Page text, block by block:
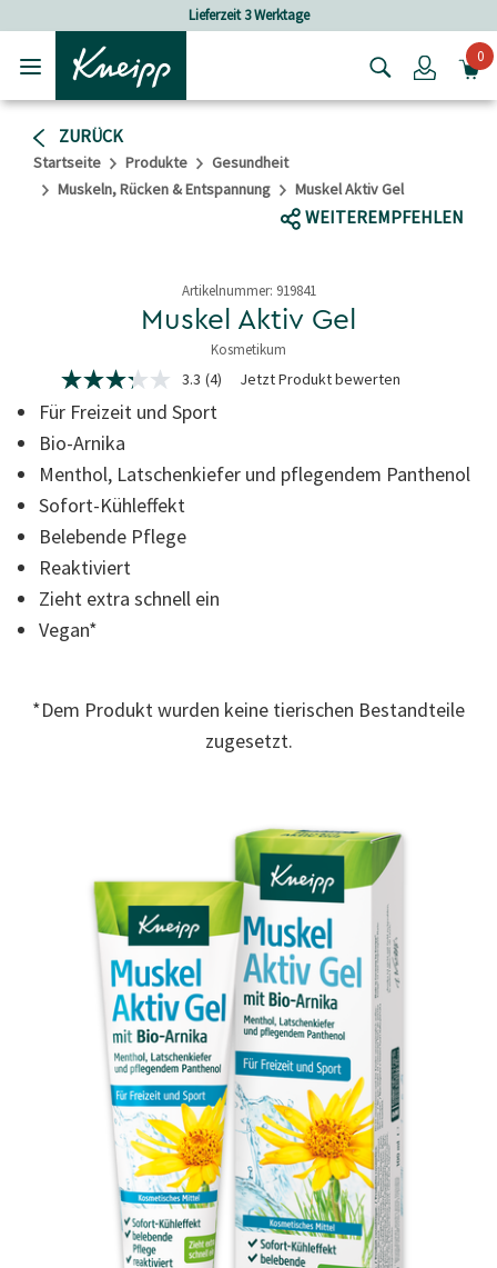
Login0
ZURÜCK
Startseite Produkte
Gesundheit
Muskeln, Rücken & Entspannung
Muskel Aktiv Gel
WEITEREMPFEHLEN
Artikelnummer: 919841
Muskel Aktiv Gel
Kosmetikum
5 von 5 Sternen
3.3
von
5
Sternen,
der
Bewertung.
Read
4
Reviews.
Link
derselben
Seite.
3.3 (4) Jetzt Produkt bewerten
Für Freizeit und Sport
Bio-Arnika
Menthol, Latschenkiefer und pflegendem Panthenol
Sofort-Kühleffekt
Belebende Pflege
Reaktiviert
Zieht extra schnell ein
Vegan*
*Dem Produkt wurden keine tierischen Bestandteile
zugesetzt.